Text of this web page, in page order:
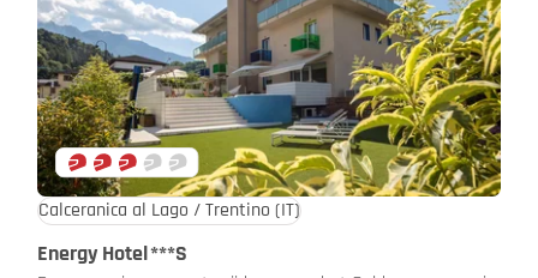
Calceranica al Lago / Trentino (IT)
Energy Hotel***S